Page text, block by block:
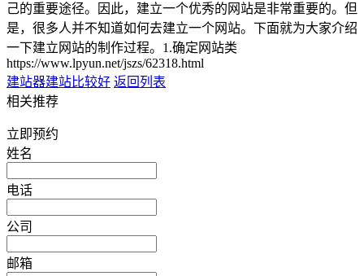
己的重要途径。因此，建立一个优秀的网站是非常重要的。但
是，很多人并不知道如何去建立一个网站。下面就为大家介绍
一下建立网站的制作过程。1.确定网站类
https://www.lpyun.net/jszs/62318.html
建站器建站比较好 返回列表
相关推荐
立即预约
姓名
电话
公司
邮箱